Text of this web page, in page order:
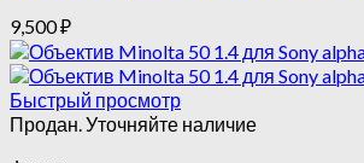
9,500₽
Быстрый просмотр
Продан. Уточняйте наличие